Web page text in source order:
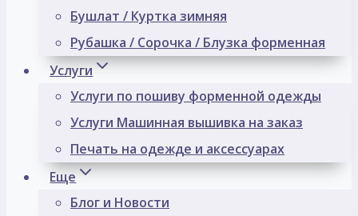
Бушлат / Куртка зимняя
Рубашка / Сорочка / Блузка форменная
Услуги
Услуги по пошиву форменной одежды
Услуги Машинная вышивка на заказ
Печать на одежде и аксессуарах
Еще
Блог и Новости